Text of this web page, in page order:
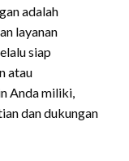
adalah
layanan
siap
atau
Anda miliki,
dan dukungan